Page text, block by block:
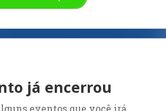
já encerrou
eventos que você irá